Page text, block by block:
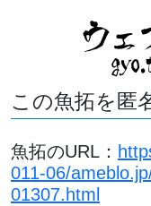
この魚拓を匿
魚拓のURL：
011-06/
01307.html